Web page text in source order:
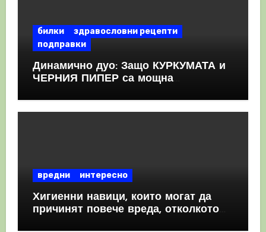
билки
здравословни рецепти
подправки
Динамично дуо: Защо КУРКУМАТА и
ЧЕРНИЯ ПИПЕР са мощна
вредни интересно
Хигиенни навици, които могат да
причинят повече вреда, отколкото